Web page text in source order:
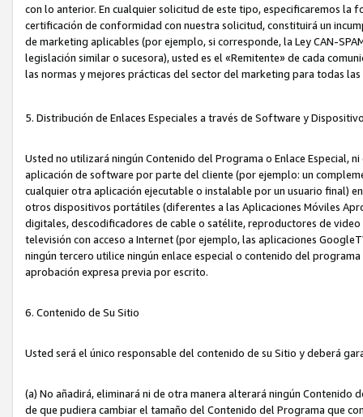
con lo anterior. En cualquier solicitud de este tipo, especificaremos
certificación de conformidad con nuestra solicitud, constituirá un
de marketing aplicables (por ejemplo, si corresponde, la Ley CAN-
legislación similar o sucesora), usted es el «Remitente» de cada
las normas y mejores prácticas del sector del marketing para todas
5. Distribución de Enlaces Especiales a través de Software y
Usted no utilizará ningún Contenido del Programa o Enlace Especial,
aplicación de software por parte del cliente (por ejemplo: un
cualquier otra aplicación ejecutable o instalable por un usuario final)
otros dispositivos portátiles (diferentes a las Aplicaciones Móviles
digitales, descodificadores de cable o satélite, reproductores de
televisión con acceso a Internet (por ejemplo, las aplicaciones
ningún tercero utilice ningún enlace especial o contenido del
aprobación expresa previa por escrito.
6. Contenido de Su Sitio
Usted será el único responsable del contenido de su Sitio y deberá
(a) No añadirá, eliminará ni de otra manera alterará ningún
de que pudiera cambiar el tamaño del Contenido del Programa que